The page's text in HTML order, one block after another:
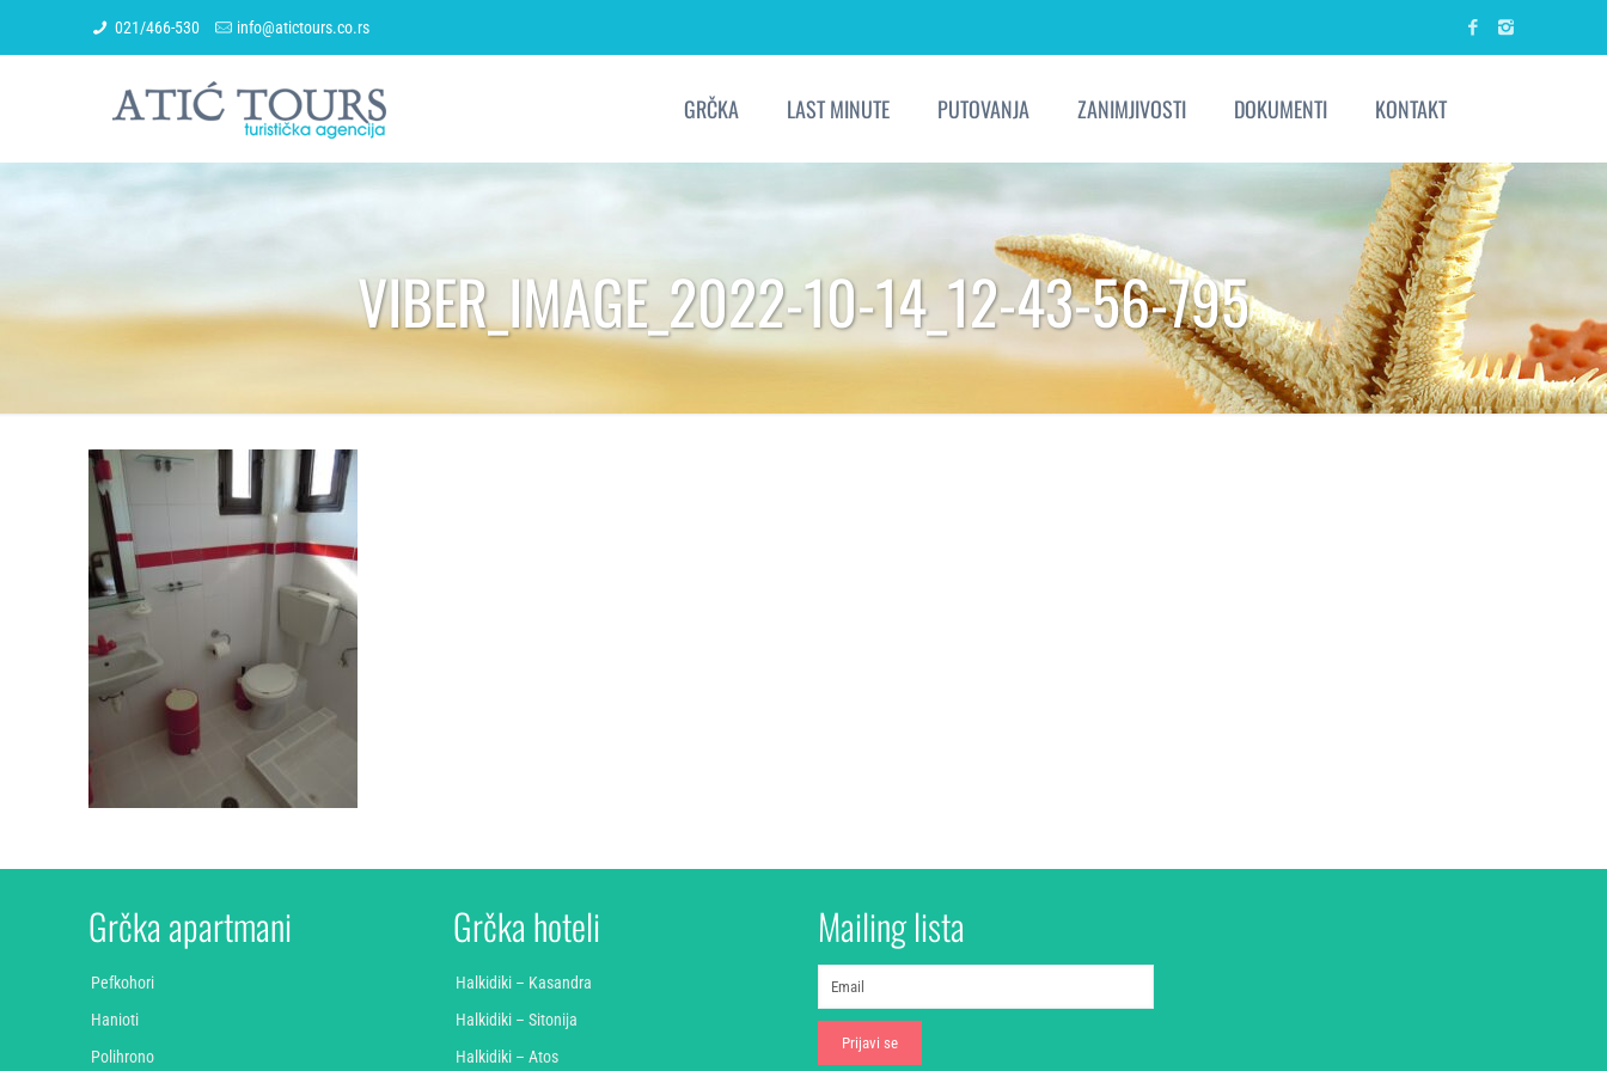
021/466-530 info@atictours.co.rs
GRČKA LAST MINUTE PUTOVANJA ZANIMJIVOSTI DOKUMENTI KONTAKT
VIBER_IMAGE_2022-10-14_12-43-56-795
Grčka apartmani
Pefkohori
Hanioti
Polihrono
Grčka hoteli
Halkidiki – Kasandra
Halkidiki – Sitonija
Halkidiki – Atos
Mailing lista